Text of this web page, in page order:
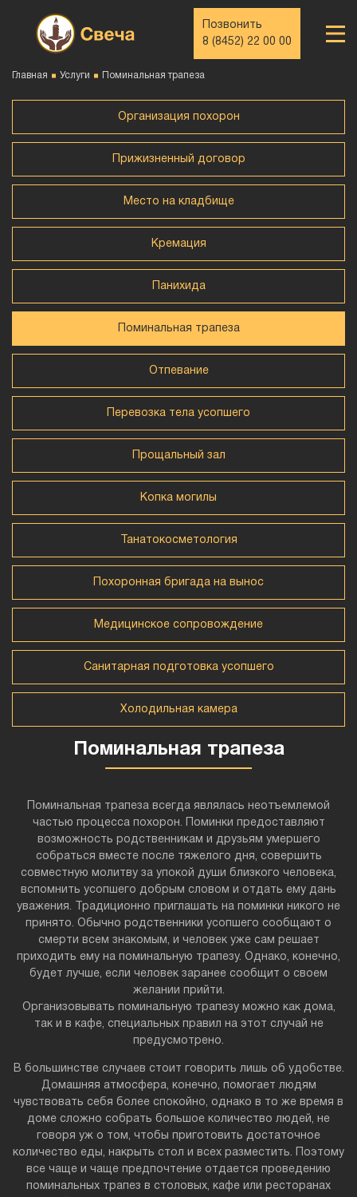
Позвонить
8 (8452) 22 00 00
Главная Услуги Поминальная трапеза
Организация похорон
Прижизненный договор
Место на кладбище
Кремация
Панихида
Поминальная трапеза
Отпевание
Перевозка тела усопшего
Прощальный зал
Копка могилы
Танатокосметология
Похоронная бригада на вынос
Медицинское сопровождение
Санитарная подготовка усопшего
Холодильная камера
Поминальная трапеза
Поминальная трапеза всегда являлась неотъемлемой
частью процесса похорон. Поминки предоставляют
возможность родственникам и друзьям умершего
собраться вместе после тяжелого дня, совершить
совместную молитву за упокой души близкого человека,
вспомнить усопшего добрым словом и отдать ему дань
уважения. Традиционно приглашать на поминки никого не
принято. Обычно родственники усопшего сообщают о
смерти всем знакомым, и человек уже сам решает
приходить ему на поминальную трапезу. Однако, конечно,
будет лучше, если человек заранее сообщит о своем
желании прийти.
Организовывать поминальную трапезу можно как дома,
так и в кафе, специальных правил на этот случай не
предусмотрено.
В большинстве случаев стоит говорить лишь об удобстве.
Домашняя атмосфера, конечно, помогает людям
чувствовать себя более спокойно, однако в то же время в
доме сложно собрать большое количество людей, не
говоря уж о том, чтобы приготовить достаточное
количество еды, накрыть стол и всех разместить. Поэтому
все чаще и чаще предпочтение отдается проведению
поминальных трапез в столовых, кафе или ресторанах